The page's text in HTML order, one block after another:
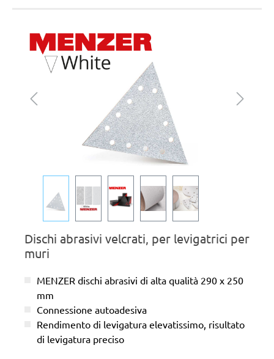
Salta la galleria di immagini
Dischi abrasivi velcrati, per levigatrici per
muri
MENZER dischi abrasivi di alta qualità 290 x 250
mm
Connessione autoadesiva
Rendimento di levigatura elevatissimo, risultato
di levigatura preciso